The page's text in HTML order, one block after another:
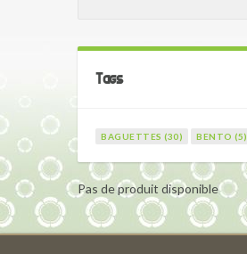
Tags
BAGUETTES (30) BENTO (5)
Pas de produit disponible